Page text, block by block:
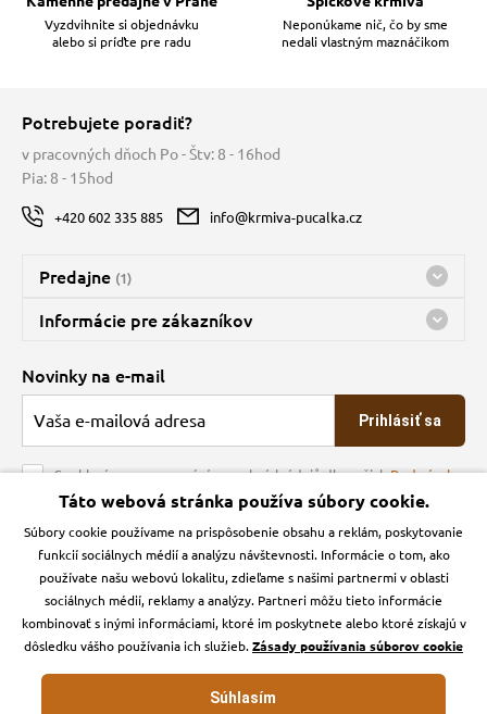
Vyzdvihnite si objednávku
alebo si príďte pre radu
Neponúkame nič, čo by sme
nedali vlastným maznáčikom
Potrebujete poradiť?
v pracovných dňoch Po - Štv: 8 - 16hod
Pia: 8 - 15hod
+420 602 335 885 info@krmiva-pucalka.cz
Predajne (1)
Predajňa a sklad Kbely
Bohužiaľ, momentálne máme zatvorené
Informácie pre zákazníkov
O spoločnosti
Veľkoobchod
Obchodné podmienky
Kontakt
Podmienky ochrany osobných údajov
Zásady používanie cookies a Google Analytics
Novinky na e-mail
Prihlásiť sa
Souhlasím se zpracováním osobních údajů dle našichPodmínek
ochrany osobních údajů
Krmiva Pučálka na sociálnych sieťach
Instagran Facebook
Táto webová stránka používa súbory cookie.
Súbory cookie používame na prispôsobenie obsahu a reklám, poskytovanie
funkcií sociálnych médií a analýzu návštevnosti. Informácie o tom, ako
používate našu webovú lokalitu, zdieľame s našimi partnermi v oblasti
sociálnych médií, reklamy a analýzy. Partneri môžu tieto informácie
kombinovať s inými informáciami, ktoré im poskytnete alebo ktoré získajú v
dôsledku vášho používania ich služieb.Zásady používania súborov cookie
Súhlasím